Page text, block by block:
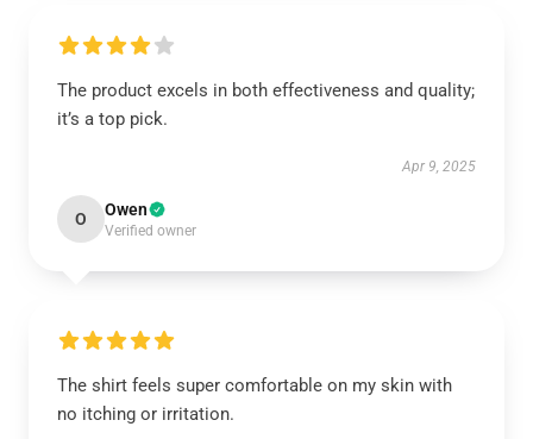
The product excels in both effectiveness and quality;
it’s a top pick.
Apr 9, 2025
O Owen
Verified owner
The shirt feels super comfortable on my skin with
no itching or irritation.